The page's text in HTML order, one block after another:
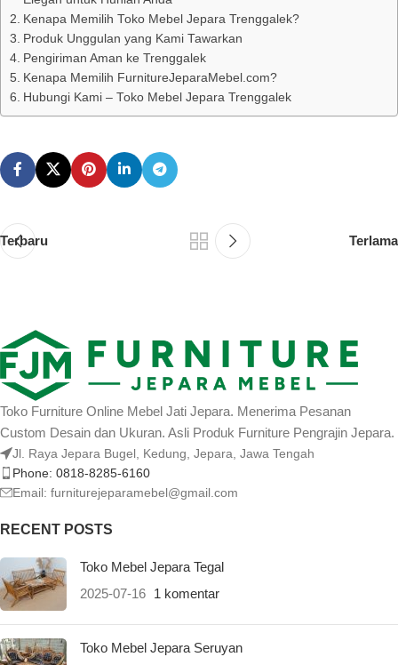
Kenapa Memilih Toko Mebel Jepara Trenggalek?
Produk Unggulan yang Kami Tawarkan
Pengiriman Aman ke Trenggalek
Kenapa Memilih FurnitureJeparaMebel.com?
Hubungi Kami – Toko Mebel Jepara Trenggalek
Terbaru Terlama
Toko Furniture Online Mebel Jati Jepara. Menerima Pesanan
Custom Desain dan Ukuran. Asli Produk Furniture Pengrajin Jepara.
Jl. Raya Jepara Bugel, Kedung, Jepara, Jawa Tengah
Phone: 0818-8285-6160
Email: furniturejeparamebel@gmail.com
RECENT POSTS
Toko Mebel Jepara Tegal
2025-07-16 1 komentar
Toko Mebel Jepara Seruyan